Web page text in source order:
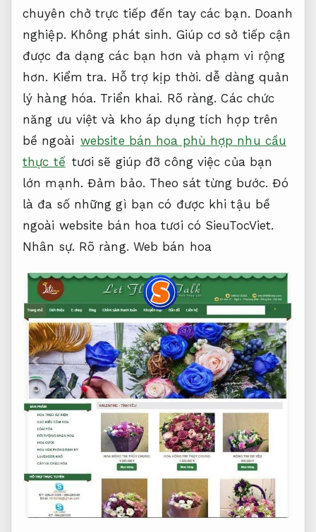
chuyên chở trực tiếp đến tay các bạn. Doanh
nghiệp. Không phát sinh. Giúp cơ sở tiếp cận
được đa dạng các bạn hơn và phạm vi rộng
hơn. Kiểm tra. Hỗ trợ kịp thời. dễ dàng quản
lý hàng hóa. Triển khai. Rõ ràng. Các chức
năng ưu việt và kho áp dụng tích hợp trên
bề ngoài website bán hoa phù hợp nhu cầu
thực tế tươi sẽ giúp đỡ công việc của bạn
lớn mạnh.Đảm bảo. Theo sát từng bước. Đó
là đa số những gì bạn có được khi tậu bề
ngoài website bán hoa tươi có SieuTocViet.
Nhân sự. Rõ ràng. Web bán hoa